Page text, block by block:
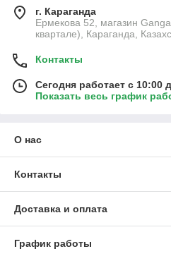
г. Караганда
Ермекова 52, магазин
квартале), Караганда,
Контакты
Сегодня работает с 10:00
Показать весь график
О нас
Контакты
Доставка и оплата
График работы